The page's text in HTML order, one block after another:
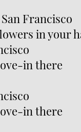
Francisco
in your
in there
in there